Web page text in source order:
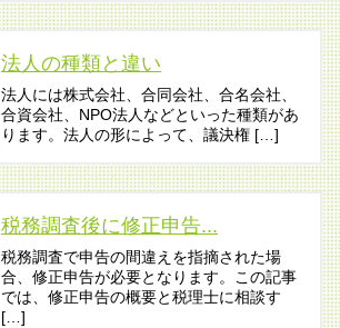
法人の種類と違い
法人には株式会社、合同会社、合名会社、
合資会社、NPO法人などといった種類があ
ります。法人の形によって、議決権 […]
税務調査後に修正申告...
税務調査で申告の間違えを指摘された場
合、修正申告が必要となります。この記事
では、修正申告の概要と税理士に相談す
[…]